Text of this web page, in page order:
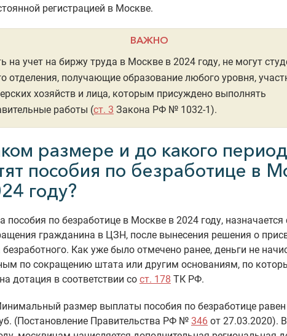
регистрацией в Москве.
ВАЖНО
на учет на биржу труда в Москве в 2024 году, не могут
отделения, получающие образование любого уровня,
хозяйств и лица, которым присуждено выполнять
работы (ст. 3 Закона РФ № 1032-1).
размере и до какого
пособия по безработице в
году?
пособия по безработице в Москве в 2024 году, назначается
гражданина в ЦЗН, после вынесения решения о
безработного. Как уже было отмечено ранее, деньги не
по сокращению штата или другим основаниям, по
дотация в соответствии со ст. 178 ТК РФ.
размер выплаты пособия по безработице
(Постановление Правительства РФ № 346 от 27.03.2020).